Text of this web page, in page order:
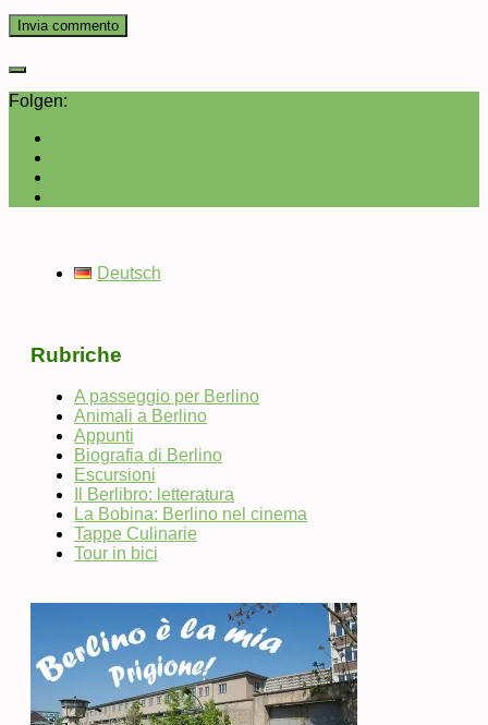
Folgen:
Deutsch
Rubriche
A passeggio per Berlino
Animali a Berlino
Appunti
Biografia di Berlino
Escursioni
Il Berlibro: letteratura
La Bobina: Berlino nel cinema
Tappe Culinarie
Tour in bici